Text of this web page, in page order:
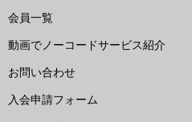
会員一覧
動画でノーコードサービス紹介
お問い合わせ
入会申請フォーム